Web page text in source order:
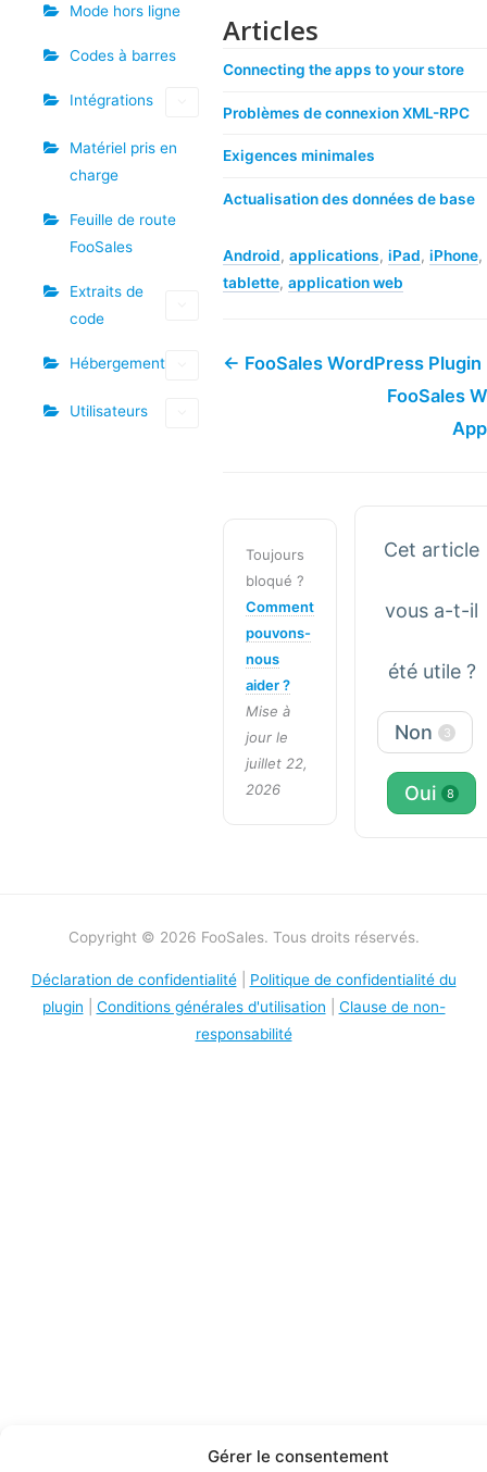
Gérer le consentement
Mode hors ligne
Codes à barres
Intégrations
Matériel pris en
charge
Feuille de route
FooSales
Extraits de
code
Hébergement
Utilisateurs
Articles
Connecting the apps to your store
Problèmes de connexion XML-RPC
Exigences minimales
Actualisation des données de base
Android, applications, iPad, iPhone,
tablette, application web
← FooSales WordPress Plugin
FooSales
Toujours
bloqué ?
Comment
pouvons-
nous
aider ?
Mise à
jour le
juillet 22,
2026
Cet article
vous a-t-il
été utile ?
Non 3
Oui 8
Copyright © 2026 FooSales. Tous droits réservés.
Déclaration de confidentialité| Politique de confidentialité du
plugin
Conditions générales d'utilisation
Clause de non-
responsabilité